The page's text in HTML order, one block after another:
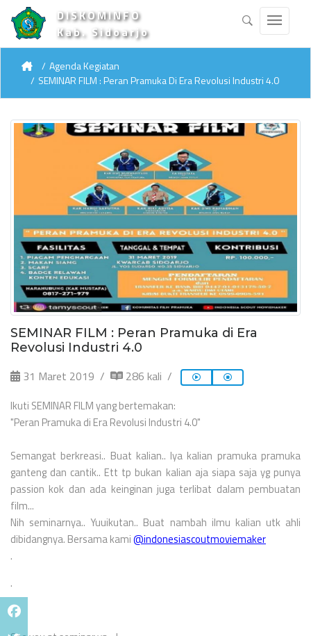
DISKOMINFO
Kab. Sidoarjo
Agenda Kegiatan
SEMINAR FILM : Peran Pramuka Di Era Revolusi Industri 4.0
SEMINAR FILM : Peran Pramuka di Era
Revolusi Industri 4.0
31 Maret 2019 286 kali
Ikuti SEMINAR FILM yang bertemakan:
"Peran Pramuka di Era Revolusi Industri 4.0"
Semangat berkreasi.. Buat kalian.. Iya kalian pramuka pramuka
ganteng dan cantik.. Ett tp bukan kalian aja siapa saja yg punya
passion kok dan ada keinginan juga terlibat dalam pembuatan
film...
Nih seminarnya.. Yuuikutan.. Buat nambah ilmu kalian utk ahli
dibidangnya. Bersama kami@indonesiascoutmoviemaker
.
.
.